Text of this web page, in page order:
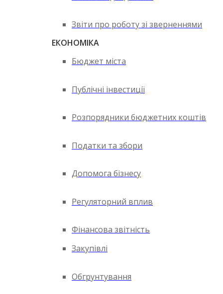
Звіти про роботу зі зверненнями
ЕКОНОМІКА
Бюджет міста
Публічні інвестиції
Розпорядники бюджетних коштів
Податки та збори
Допомога бізнесу
Регуляторний вплив
Фінансова звітність
Закупівлі
Обгрунтування